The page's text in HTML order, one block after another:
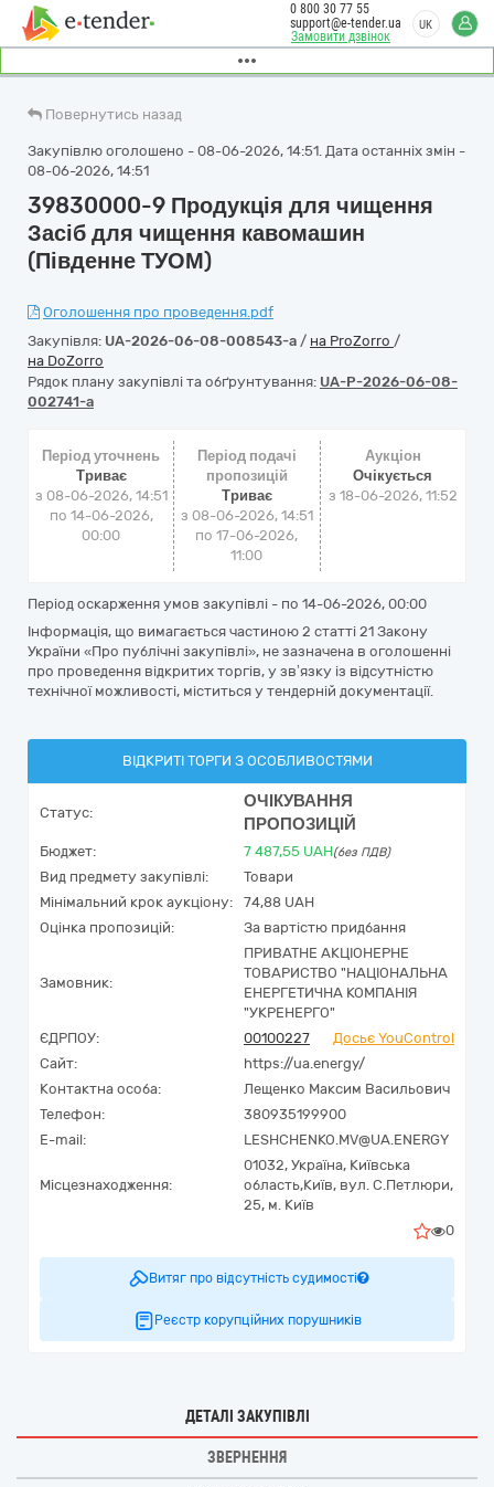
Замовити дзвінок
0 800 30 77 55
support@e-tender.ua
UK
Повернутись назад
Закупівлю оголошено - 08-06-2026, 14:51. Дата останніх змін -
08-06-2026, 14:51
39830000-9 Продукція для чищення
Засіб для чищення кавомашин
(Південне ТУОМ)
Оголошення про проведення.pdf
Закупівля: UA-2026-06-08-008543-a / на ProZorro /
на DoZorro
Рядок плану закупівлі та обґрунтування: UA-P-2026-06-08-
002741-a
Період уточнень
Триває
з 08-06-2026, 14:51
по 14-06-2026,
00:00
Період подачі
пропозицій
Триває
з 08-06-2026, 14:51
по 17-06-2026,
11:00
Аукціон
Очікується
з 18-06-2026, 11:52
Період оскарження умов закупівлі - по 14-06-2026, 00:00
Інформація, що вимагається частиною 2 статті 21 Закону
України «Про публічні закупівлі», не зазначена в оголошенні
про проведення відкритих торгів, у зв’язку із відсутністю
технічної можливості, міститься у тендерній документації.
ВІДКРИТІ ТОРГИ З ОСОБЛИВОСТЯМИ
Статус:
ОЧІКУВАННЯ
ПРОПОЗИЦІЙ
Бюджет: 7 487,55 UAH(без ПДВ)
Вид предмету закупівлі:
Товари
Мінімальний крок аукціону:
74,88 UAH
Оцінка пропозицій:
За вартістю придбання
Замовник:
ПРИВАТНЕ АКЦІОНЕРНЕ
ТОВАРИСТВО "НАЦІОНАЛЬНА
ЕНЕРГЕТИЧНА КОМПАНІЯ
"УКРЕНЕРГО"
ЄДРПОУ:
00100227
Досьє YouControl
Сайт:
https://ua.energy/
Контактна особа:
Лещенко Максим Васильович
Телефон:
380935199900
E-mail:
LESHCHENKO.MV@UA.ENERGY
Місцезнаходження:
01032, Україна, Київська
область,Київ, вул. С.Петлюри,
25, м. Київ
0
Витяг про відсутність судимості
Реєстр корупційних порушників
ДЕТАЛІ ЗАКУПІВЛІ
ЗВЕРНЕННЯ